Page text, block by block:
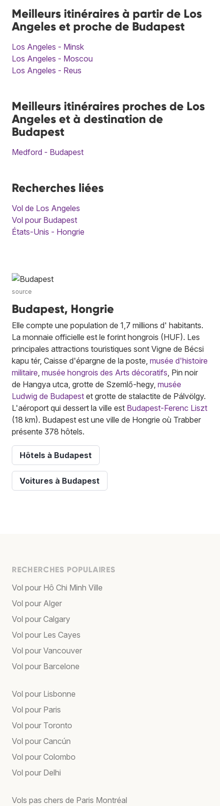
Meilleurs itinéraires à partir de Los
Angeles et proche de Budapest
Los Angeles - Minsk
Los Angeles - Moscou
Los Angeles - Reus
Meilleurs itinéraires proches de Los
Angeles et à destination de
Budapest
Medford - Budapest
Recherches liées
Vol de Los Angeles
Vol pour Budapest
États-Unis - Hongrie
source
Budapest, Hongrie
Elle compte une population de 1,7 millions d' habitants.
La monnaie officielle est le forint hongrois (HUF). Les
principales attractions touristiques sont Vigne de Bécsi
kapu tér, Caisse d'épargne de la poste, musée d'histoire
militaire, musée hongrois des Arts décoratifs, Pin noir
de Hangya utca, grotte de Szemlő-hegy, musée
Ludwig de Budapest et grotte de stalactite de Pálvölgy.
L'aéroport qui dessert la ville est Budapest-Ferenc Liszt
(18 km). Budapest est une ville de Hongrie où Trabber
présente 378 hôtels.
Hôtels à Budapest
Voitures à Budapest
RECHERCHES POPULAIRES
Vol pour Hô Chi Minh Ville
Vol pour Alger
Vol pour Calgary
Vol pour Les Cayes
Vol pour Vancouver
Vol pour Barcelone
Vol pour Lisbonne
Vol pour Paris
Vol pour Toronto
Vol pour Cancún
Vol pour Colombo
Vol pour Delhi
Vols pas chers de Paris Montréal